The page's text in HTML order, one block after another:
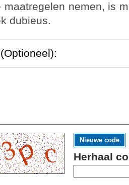
maatregelen nemen, is
dubieus.
Nieuwe code
Herhaal